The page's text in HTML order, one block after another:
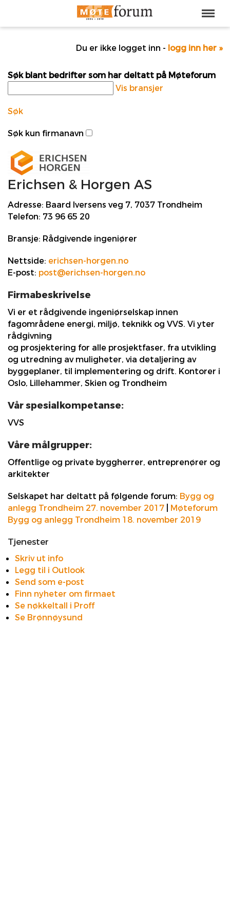
Du er ikke logget inn - logg inn her »
Søk blant bedrifter som har deltatt på Møteforum
Vis bransjer
Søk
Søk kun firmanavn
Erichsen & Horgen AS
Adresse: Baard Iversens veg 7, 7037 Trondheim
Telefon: 73 96 65 20
Bransje: Rådgivende ingeniører
Nettside: erichsen-horgen.no
E-post: post@erichsen-horgen.no
Firmabeskrivelse
Vi er et rådgivende ingeniørselskap innen
fagområdene energi, miljø, teknikk og VVS. Vi yter
rådgivning
og prosjektering for alle prosjektfaser, fra utvikling
og utredning av muligheter, via detaljering av
byggeplaner, til implementering og drift. Kontorer i
Oslo, Lillehammer, Skien og Trondheim
Vår spesialkompetanse:
VVS
Våre målgrupper:
Offentlige og private byggherrer, entreprenører og
arkitekter
Selskapet har deltatt på følgende forum: Bygg og
anlegg Trondheim 27. november 2017
Møteforum
Bygg og anlegg Trondheim 18. november 2019
Tjenester
Skriv ut info
Legg til i Outlook
Send som e-post
Finn nyheter om firmaet
Se nøkkeltall i Proff
Se Brønnøysund